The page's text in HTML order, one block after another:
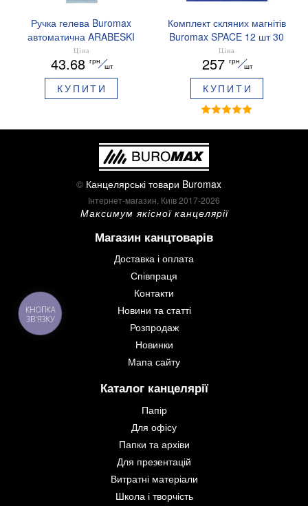
Ручка гелева Buromax
автоматична ARABESKI
0.5 мм ароматизований
грип синє чорнило в
блістері BM.8379-02
Ціна
43.68 грн
шт
КУПИТИ
Комплект скляних магнітів
Buromax SPACE 12 шт 30
мм BM.0048
Ціна
257 грн
шт
КУПИТИ
© Канцелярські товари Buromax
Інтернет-магазин, Київ 2017-2026
Максимум якісної канцелярії
Магазин канцтоварів
Доставка і оплата
Співпраця
Контакти
Новини та статті
Розпродаж
Новинки
Мапа сайту
Каталог канцелярії
Папір
Для офісу
Папки та архіви
Для презентацій
Витратні матеріали
Школа і творчість
КНОПКА
ЗВ'ЯЗКУ